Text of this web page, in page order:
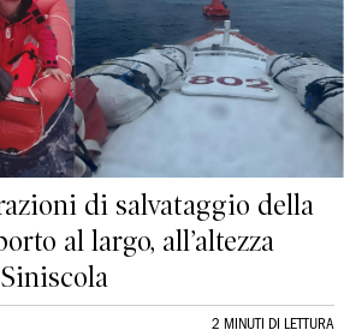
di salvataggio della
al largo, all’altezza
2 MINUTI DI LETTURA